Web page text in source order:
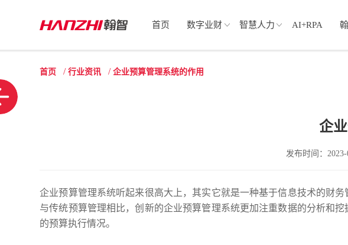
首页 数字业财 智慧人力 AI+RPA
首页 /行业资讯 /企业预算管理系统的作用
企
发布时间：2023-
企业预算管理系统听起来很高大上，其实它就是一种基于信息技术的财务
与传统预算管理相比，创新的企业预算管理系统更加注重数据的分析和
的预算执行情况。